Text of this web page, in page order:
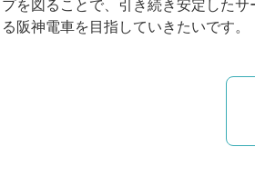
を図ることで、引き続き安定したサ
阪神電車を目指していきたいです。